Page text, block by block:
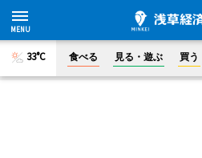
33°C 食べる 見る・遊ぶ 買う